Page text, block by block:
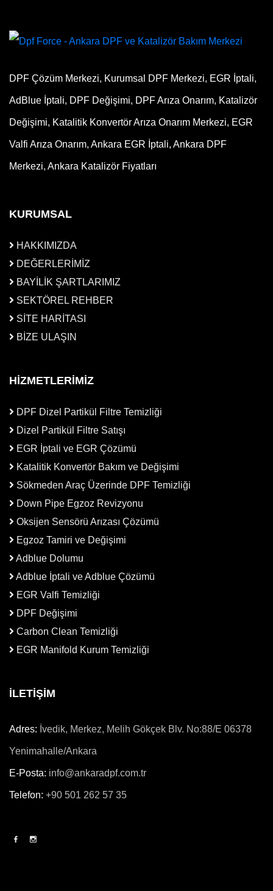
DPF Çözüm Merkezi, Kurumsal DPF Merkezi, EGR İptali,
AdBlue İptali, DPF Değişimi, DPF Arıza Onarım, Katalizör
Değişimi, Katalitik Konvertör Arıza Onarım Merkezi, EGR
Valfi Arıza Onarım, Ankara EGR İptali, Ankara DPF
Merkezi, Ankara Katalizör Fiyatları
KURUMSAL
HAKKIMIZDA
DEĞERLERİMİZ
BAYİLİK ŞARTLARIMIZ
SEKTÖREL REHBER
SİTE HARİTASI
BİZE ULAŞIN
HİZMETLERİMİZ
DPF Dizel Partikül Filtre Temizliği
Dizel Partikül Filtre Satışı
EGR İptali ve EGR Çözümü
Katalitik Konvertör Bakım ve Değişimi
Sökmeden Araç Üzerinde DPF Temizliği
Down Pipe Egzoz Revizyonu
Oksijen Sensörü Arızası Çözümü
Egzoz Tamiri ve Değişimi
Adblue Dolumu
Adblue İptali ve Adblue Çözümü
EGR Valfi Temizliği
DPF Değişimi
Carbon Clean Temizliği
EGR Manifold Kurum Temizliği
İLETİŞİM
Adres: İvedik, Merkez, Melih Gökçek Blv. No:88/E 06378
Yenimahalle/Ankara
E-Posta: info@ankaradpf.com.tr
Telefon: +90 501 262 57 35